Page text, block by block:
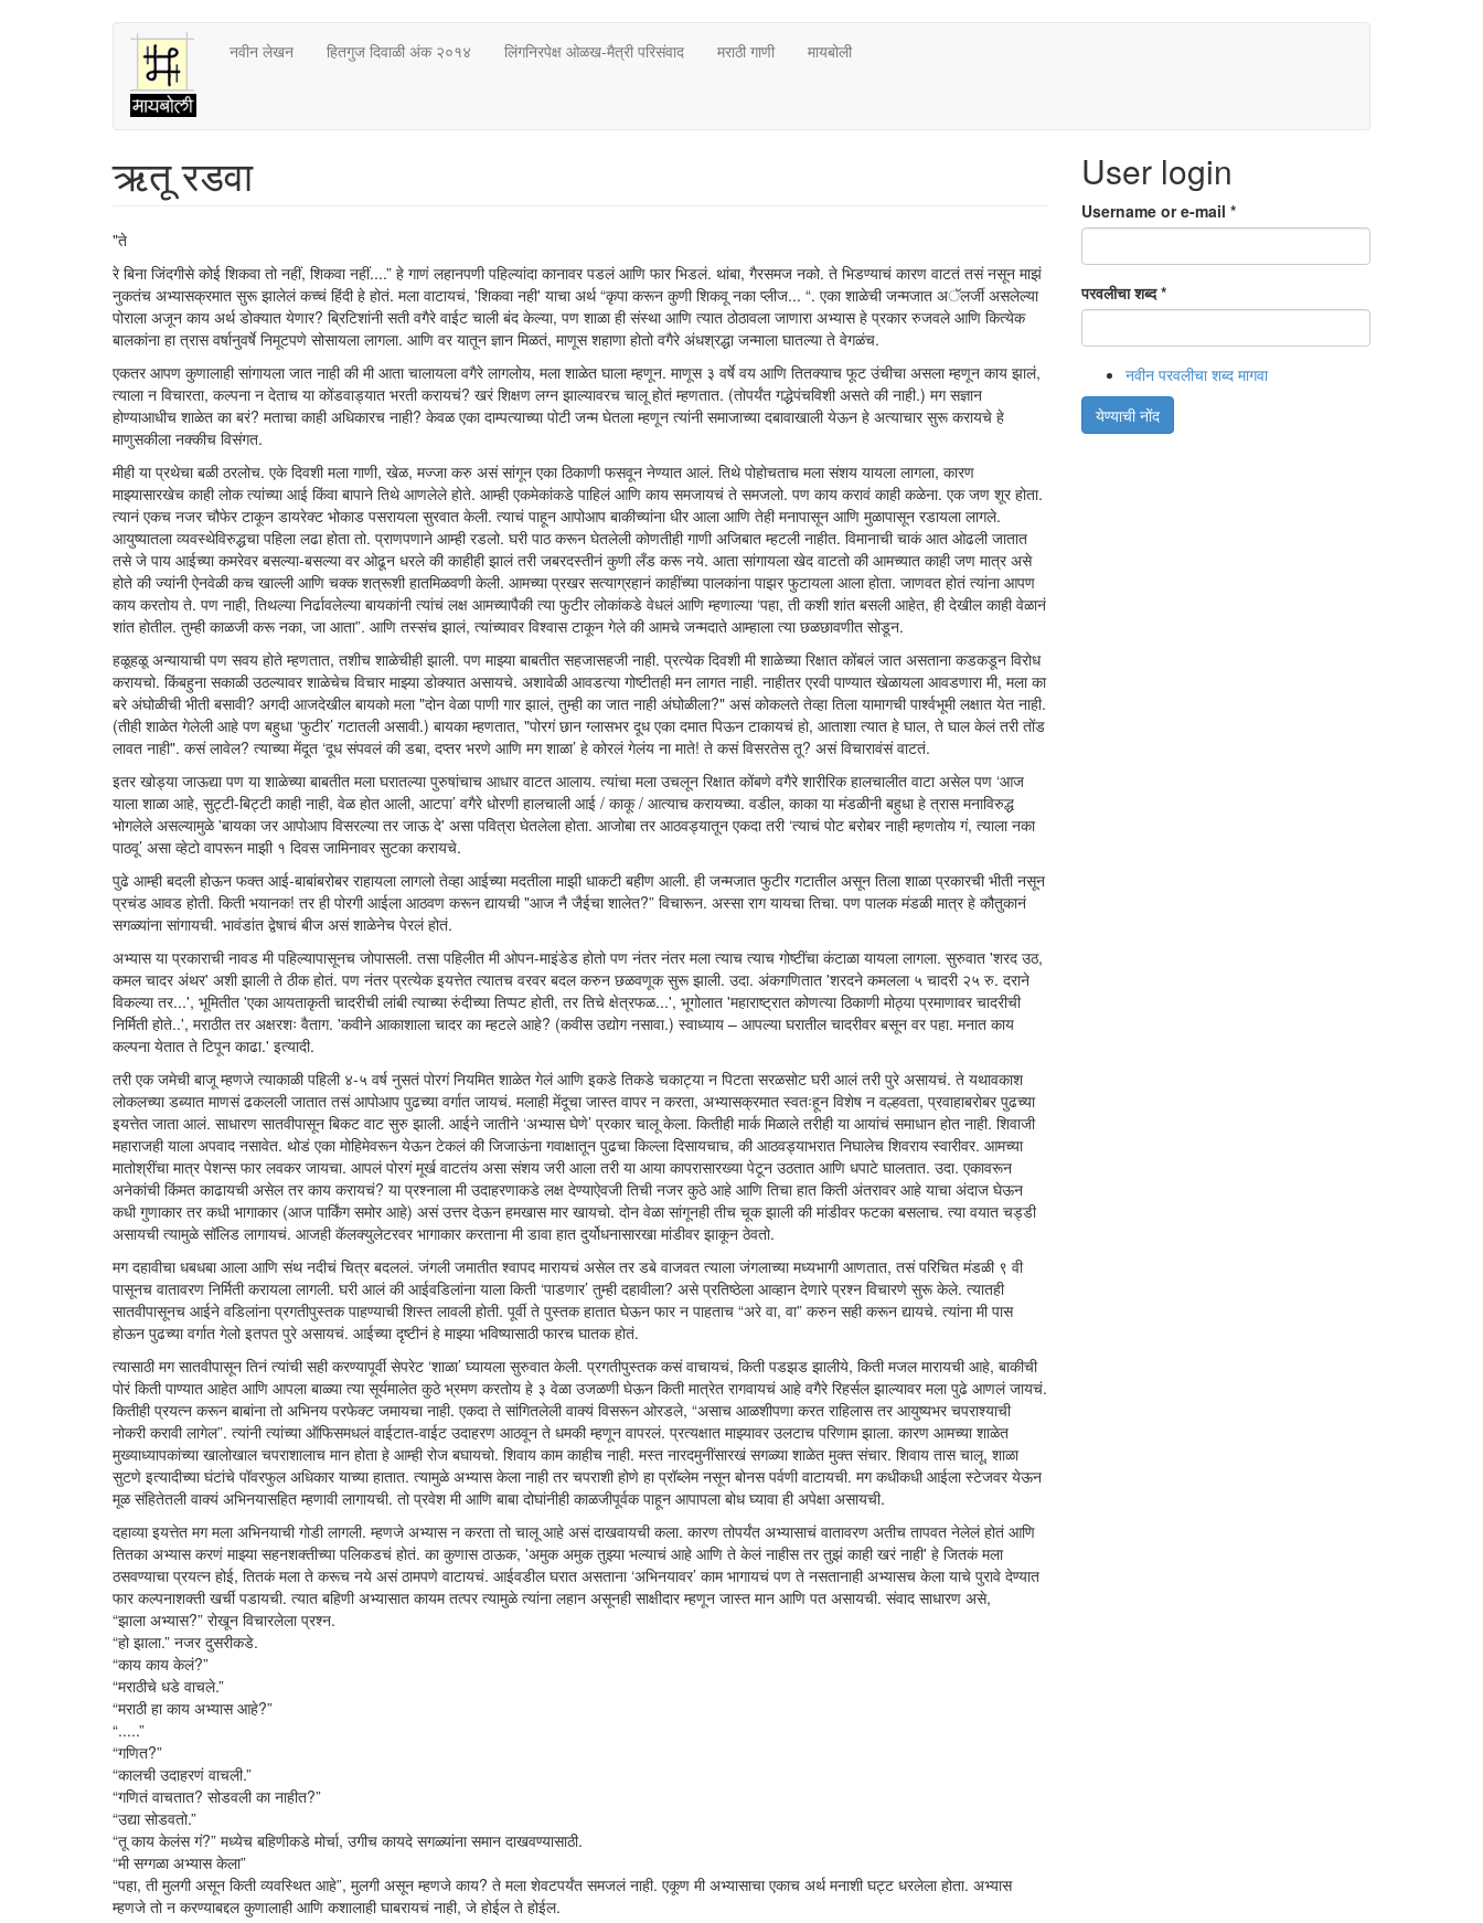
नवीन लेखन हितगुज दिवाळी अंक २०१४ लिंगनिरपेक्ष ओळख-मैत्री परिसंवाद मराठी गाणी मायबोली
ऋतू रडवा
"ते
रे बिना जिंदगीसे कोई शिकवा तो नहीं, शिकवा नहीं....” हे गाणं लहानपणी पहिल्यांदा कानावर पडलं आणि फार भिडलं. थांबा, गैरसमज नको. ते भिडण्याचं कारण वाटतं तसं नसून माझं
नुकतंच अभ्यासक्रमात सुरू झालेलं कच्चं हिंदी हे होतं. मला वाटायचं, 'शिकवा नही' याचा अर्थ “कृपा करून कुणी शिकवू नका प्लीज... “. एका शाळेची जन्मजात अॅलर्जी असलेल्या
पोराला अजून काय अर्थ डोक्यात येणार? ब्रिटिशांनी सती वगैरे वाईट चाली बंद केल्या, पण शाळा ही संस्था आणि त्यात ठोठावला जाणारा अभ्यास हे प्रकार रुजवले आणि कित्येक
बालकांना हा त्रास वर्षानुवर्षे निमूटपणे सोसायला लागला. आणि वर यातून ज्ञान मिळतं, माणूस शहाणा होतो वगैरे अंधश्रद्धा जन्माला घातल्या ते वेगळंच.
एकतर आपण कुणालाही सांगायला जात नाही की मी आता चालायला वगैरे लागलोय, मला शाळेत घाला म्हणून. माणूस ३ वर्षे वय आणि तितक्याच फूट उंचीचा असला म्हणून काय झालं,
त्याला न विचारता, कल्पना न देताच या कोंडवाड्यात भरती करायचं? खरं शिक्षण लग्न झाल्यावरच चालू होतं म्हणतात. (तोपर्यंत गद्धेपंचविशी असते की नाही.) मग सज्ञान
होण्याआधीच शाळेत का बरं? मताचा काही अधिकारच नाही? केवळ एका दाम्पत्याच्या पोटी जन्म घेतला म्हणून त्यांनी समाजाच्या दबावाखाली येऊन हे अत्याचार सुरू करायचे हे
माणुसकीला नक्कीच विसंगत.
मीही या प्रथेचा बळी ठरलोच. एके दिवशी मला गाणी, खेळ, मज्जा करु असं सांगून एका ठिकाणी फसवून नेण्यात आलं. तिथे पोहोचताच मला संशय यायला लागला, कारण
माझ्यासारखेच काही लोक त्यांच्या आई किंवा बापाने तिथे आणलेले होते. आम्ही एकमेकांकडे पाहिलं आणि काय समजायचं ते समजलो. पण काय करावं काही कळेना. एक जण शूर होता.
त्यानं एकच नजर चौफेर टाकून डायरेक्ट भोकाड पसरायला सुरवात केली. त्याचं पाहून आपोआप बाकीच्यांना धीर आला आणि तेही मनापासून आणि मुळापासून रडायला लागले.
आयुष्यातला व्यवस्थेविरुद्धचा पहिला लढा होता तो. प्राणपणाने आम्ही रडलो. घरी पाठ करून घेतलेली कोणतीही गाणी अजिबात म्हटली नाहीत. विमानाची चाकं आत ओढली जातात
तसे जे पाय आईच्या कमरेवर बसल्या-बसल्या वर ओढून धरले की काहीही झालं तरी जबरदस्तीनं कुणी लँड करू नये. आता सांगायला खेद वाटतो की आमच्यात काही जण मात्र असे
होते की ज्यांनी ऐनवेळी कच खाल्ली आणि चक्क शत्रूशी हातमिळवणी केली. आमच्या प्रखर सत्याग्रहानं काहींच्या पालकांना पाझर फुटायला आला होता. जाणवत होतं त्यांना आपण
काय करतोय ते. पण नाही, तिथल्या निर्ढावलेल्या बायकांनी त्यांचं लक्ष आमच्यापैकी त्या फुटीर लोकांकडे वेधलं आणि म्हणाल्या ‘पहा, ती कशी शांत बसली आहेत, ही देखील काही वेळानं
शांत होतील. तुम्ही काळजी करू नका, जा आता”. आणि तस्संच झालं, त्यांच्यावर विश्वास टाकून गेले की आमचे जन्मदाते आम्हाला त्या छळछावणीत सोडून.
हळूहळू अन्यायाची पण सवय होते म्हणतात, तशीच शाळेचीही झाली. पण माझ्या बाबतीत सहजासहजी नाही. प्रत्येक दिवशी मी शाळेच्या रिक्षात कोंबलं जात असताना कडकडून विरोध
करायचो. किंबहुना सकाळी उठल्यावर शाळेचेच विचार माझ्या डोक्यात असायचे. अशावेळी आवडत्या गोष्टीतही मन लागत नाही. नाहीतर एरवी पाण्यात खेळायला आवडणारा मी, मला का
बरे अंघोळीची भीती बसावी? अगदी आजदेखील बायको मला "दोन वेळा पाणी गार झालं, तुम्ही का जात नाही अंघोळीला?" असं कोकलते तेव्हा तिला यामागची पार्श्वभूमी लक्षात येत नाही.
(तीही शाळेत गेलेली आहे पण बहुधा ‘फुटीर’ गटातली असावी.) बायका म्हणतात, "पोरगं छान ग्लासभर दूध एका दमात पिऊन टाकायचं हो, आताशा त्यात हे घाल, ते घाल केलं तरी तोंड
लावत नाही". कसं लावेल? त्याच्या मेंदूत ‘दूध संपवलं की डबा, दप्तर भरणे आणि मग शाळा’ हे कोरलं गेलंय ना माते! ते कसं विसरतेस तू? असं विचारावंसं वाटतं.
इतर खोड्या जाऊद्या पण या शाळेच्या बाबतीत मला घरातल्या पुरुषांचाच आधार वाटत आलाय. त्यांचा मला उचलून रिक्षात कोंबणे वगैरे शारीरिक हालचालीत वाटा असेल पण ‘आज
याला शाळा आहे, सुट्टी-बिट्टी काही नाही, वेळ होत आली, आटपा’ वगैरे धोरणी हालचाली आई / काकू / आत्याच करायच्या. वडील, काका या मंडळीनी बहुधा हे त्रास मनाविरुद्ध
भोगलेले असल्यामुळे 'बायका जर आपोआप विसरल्या तर जाऊ दे' असा पवित्रा घेतलेला होता. आजोबा तर आठवड्यातून एकदा तरी ‘त्याचं पोट बरोबर नाही म्हणतोय गं, त्याला नका
पाठवू’ असा व्हेटो वापरून माझी १ दिवस जामिनावर सुटका करायचे.
पुढे आम्ही बदली होऊन फक्त आई-बाबांबरोबर राहायला लागलो तेव्हा आईच्या मदतीला माझी धाकटी बहीण आली. ही जन्मजात फुटीर गटातील असून तिला शाळा प्रकारची भीती नसून
प्रचंड आवड होती. किती भयानक! तर ही पोरगी आईला आठवण करून द्यायची "आज नै जैईचा शालेत?” विचारून. अस्सा राग यायचा तिचा. पण पालक मंडळी मात्र हे कौतुकानं
सगळ्यांना सांगायची. भावंडांत द्वेषाचं बीज असं शाळेनेच पेरलं होतं.
अभ्यास या प्रकाराची नावड मी पहिल्यापासूनच जोपासली. तसा पहिलीत मी ओपन-माइंडेड होतो पण नंतर नंतर मला त्याच त्याच गोष्टींचा कंटाळा यायला लागला. सुरुवात 'शरद उठ,
कमल चादर अंथर' अशी झाली ते ठीक होतं. पण नंतर प्रत्येक इयत्तेत त्यातच वरवर बदल करुन छळवणूक सुरू झाली. उदा. अंकगणितात 'शरदने कमलला ५ चादरी २५ रु. दराने
विकल्या तर...', भूमितीत 'एका आयताकृती चादरीची लांबी त्याच्या रुंदीच्या तिप्पट होती, तर तिचे क्षेत्रफळ...', भूगोलात 'महाराष्ट्रात कोणत्या ठिकाणी मोठ्या प्रमाणावर चादरीची
निर्मिती होते..', मराठीत तर अक्षरशः वैताग. 'कवीने आकाशाला चादर का म्हटले आहे? (कवीस उद्योग नसावा.) स्वाध्याय – आपल्या घरातील चादरीवर बसून वर पहा. मनात काय
कल्पना येतात ते टिपून काढा.' इत्यादी.
तरी एक जमेची बाजू म्हणजे त्याकाळी पहिली ४-५ वर्ष नुसतं पोरगं नियमित शाळेत गेलं आणि इकडे तिकडे चकाट्या न पिटता सरळसोट घरी आलं तरी पुरे असायचं. ते यथावकाश
लोकलच्या डब्यात माणसं ढकलली जातात तसं आपोआप पुढच्या वर्गात जायचं. मलाही मेंदूचा जास्त वापर न करता, अभ्यासक्रमात स्वतःहून विशेष न वल्हवता, प्रवाहाबरोबर पुढच्या
इयत्तेत जाता आलं. साधारण सातवीपासून बिकट वाट सुरु झाली. आईने जातीने ‘अभ्यास घेणे’ प्रकार चालू केला. कितीही मार्क मिळाले तरीही या आयांचं समाधान होत नाही. शिवाजी
महाराजही याला अपवाद नसावेत. थोडं एका मोहिमेवरून येऊन टेकलं की जिजाऊंना गवाक्षातून पुढचा किल्ला दिसायचाच, की आठवड्याभरात निघालेच शिवराय स्वारीवर. आमच्या
मातोश्रींचा मात्र पेशन्स फार लवकर जायचा. आपलं पोरगं मूर्ख वाटतंय असा संशय जरी आला तरी या आया कापरासारख्या पेटून उठतात आणि धपाटे घालतात. उदा. एकावरून
अनेकांची किंमत काढायची असेल तर काय करायचं? या प्रश्नाला मी उदाहरणाकडे लक्ष देण्याऐवजी तिची नजर कुठे आहे आणि तिचा हात किती अंतरावर आहे याचा अंदाज घेऊन
कधी गुणाकार तर कधी भागाकार (आज पार्किंग समोर आहे) असं उत्तर देऊन हमखास मार खायचो. दोन वेळा सांगूनही तीच चूक झाली की मांडीवर फटका बसलाच. त्या वयात चड्डी
असायची त्यामुळे सॉलिड लागायचं. आजही कॅलक्युलेटरवर भागाकार करताना मी डावा हात दुर्योधनासारखा मांडीवर झाकून ठेवतो.
मग दहावीचा धबधबा आला आणि संथ नदीचं चित्र बदललं. जंगली जमातीत श्वापद मारायचं असेल तर डबे वाजवत त्याला जंगलाच्या मध्यभागी आणतात, तसं परिचित मंडळी ९ वी
पासूनच वातावरण निर्मिती करायला लागली. घरी आलं की आईवडिलांना याला किती ‘पाडणार’ तुम्ही दहावीला? असे प्रतिष्ठेला आव्हान देणारे प्रश्न विचारणे सुरू केले. त्यातही
सातवीपासूनच आईने वडिलांना प्रगतीपुस्तक पाहण्याची शिस्त लावली होती. पूर्वी ते पुस्तक हातात घेऊन फार न पाहताच “अरे वा, वा” करुन सही करून द्यायचे. त्यांना मी पास
होऊन पुढच्या वर्गात गेलो इतपत पुरे असायचं. आईच्या दृष्टीनं हे माझ्या भविष्यासाठी फारच घातक होतं.
त्यासाठी मग सातवीपासून तिनं त्यांची सही करण्यापूर्वी सेपरेट ‘शाळा’ घ्यायला सुरुवात केली. प्रगतीपुस्तक कसं वाचायचं, किती पडझड झालीये, किती मजल मारायची आहे, बाकीची
पोरं किती पाण्यात आहेत आणि आपला बाळ्या त्या सूर्यमालेत कुठे भ्रमण करतोय हे ३ वेळा उजळणी घेऊन किती मात्रेत रागवायचं आहे वगैरे रिहर्सल झाल्यावर मला पुढे आणलं जायचं.
कितीही प्रयत्न करून बाबांना तो अभिनय परफेक्ट जमायचा नाही. एकदा ते सांगितलेली वाक्यं विसरून ओरडले, “असाच आळशीपणा करत राहिलास तर आयुष्यभर चपराश्याची
नोकरी करावी लागेल”. त्यांनी त्यांच्या ऑफिसमधलं वाईटात-वाईट उदाहरण आठवून ते धमकी म्हणून वापरलं. प्रत्यक्षात माझ्यावर उलटाच परिणाम झाला. कारण आमच्या शाळेत
मुख्याध्यापकांच्या खालोखाल चपराशालाच मान होता हे आम्ही रोज बघायचो. शिवाय काम काहीच नाही. मस्त नारदमुनींसारखं सगळ्या शाळेत मुक्त संचार. शिवाय तास चालू, शाळा
सुटणे इत्यादीच्या घंटांचे पॉवरफुल अधिकार याच्या हातात. त्यामुळे अभ्यास केला नाही तर चपराशी होणे हा प्रॉब्लेम नसून बोनस पर्वणी वाटायची. मग कधीकधी आईला स्टेजवर येऊन
मूळ संहितेतली वाक्यं अभिनयासहित म्हणावी लागायची. तो प्रवेश मी आणि बाबा दोघांनीही काळजीपूर्वक पाहून आपापला बोध घ्यावा ही अपेक्षा असायची.
दहाव्या इयत्तेत मग मला अभिनयाची गोडी लागली. म्हणजे अभ्यास न करता तो चालू आहे असं दाखवायची कला. कारण तोपर्यंत अभ्यासाचं वातावरण अतीच तापवत नेलेलं होतं आणि
तितका अभ्यास करणं माझ्या सहनशक्तीच्या पलिकडचं होतं. का कुणास ठाऊक, 'अमुक अमुक तुझ्या भल्याचं आहे आणि ते केलं नाहीस तर तुझं काही खरं नाही' हे जितकं मला
ठसवण्याचा प्रयत्न होई, तितकं मला ते करूच नये असं ठामपणे वाटायचं. आईवडील घरात असताना ‘अभिनयावर’ काम भागायचं पण ते नसतानाही अभ्यासच केला याचे पुरावे देण्यात
फार कल्पनाशक्ती खर्ची पडायची. त्यात बहिणी अभ्यासात कायम तत्पर त्यामुळे त्यांना लहान असूनही साक्षीदार म्हणून जास्त मान आणि पत असायची. संवाद साधारण असे,
“झाला अभ्यास?” रोखून विचारलेला प्रश्न.
“हो झाला.” नजर दुसरीकडे.
“काय काय केलं?”
“मराठीचे धडे वाचले.”
“मराठी हा काय अभ्यास आहे?”
“.....”
“गणित?”
“कालची उदाहरणं वाचली.”
“गणितं वाचतात? सोडवली का नाहीत?”
“उद्या सोडवतो.”
“तू काय केलंस गं?” मध्येच बहिणीकडे मोर्चा, उगीच कायदे सगळ्यांना समान दाखवण्यासाठी.
“मी सग्गळा अभ्यास केला”
“पहा, ती मुलगी असून किती व्यवस्थित आहे”, मुलगी असून म्हणजे काय? ते मला शेवटपर्यंत समजलं नाही. एकूण मी अभ्यासाचा एकाच अर्थ मनाशी घट्ट धरलेला होता. अभ्यास
म्हणजे तो न करण्याबद्दल कुणालाही आणि कशालाही घाबरायचं नाही, जे होईल ते होईल.
User login
Username or e-mail *
परवलीचा शब्द*
नवीन परवलीचा शब्द मागवा
येण्याची नोंद